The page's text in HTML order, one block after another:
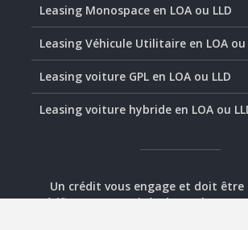
Leasing Monospace en LOA ou LLD
Leasing Véhicule Utilitaire en LOA ou
Leasing voiture GPL en LOA ou LLD
Leasing voiture hybride en LOA ou
Un crédit vous engage et doit être
Vérifiez vos capacités de